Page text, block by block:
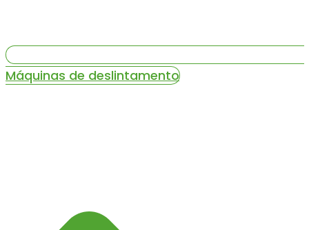
Máquinas de deslintamento